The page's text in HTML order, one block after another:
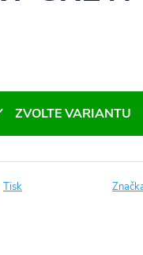
ZVOLTE VARIANTU
Tisk